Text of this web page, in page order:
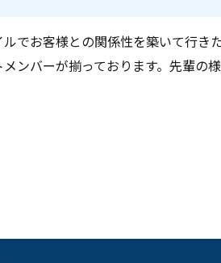
でお客様との関係性を築いて行き
ンバーが揃っております。先輩の